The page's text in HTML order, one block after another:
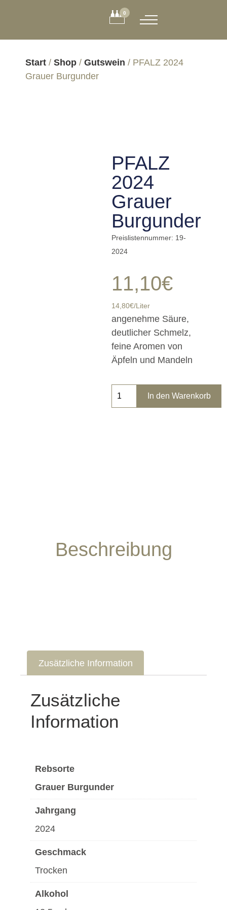
0
Start / Shop / Gutswein / PFALZ 2024
Grauer Burgunder
PFALZ
2024
Grauer
Burgunder
Preislistennummer: 19-
2024
11,10€
14,80€/Liter
angenehme Säure,
deutlicher Schmelz,
feine Aromen von
Äpfeln und Mandeln
In den Warenkorb
Beschreibung
Zusätzliche Information
Zusätzliche
Information
Rebsorte
Grauer Burgunder
Jahrgang
2024
Geschmack
Trocken
Alkohol